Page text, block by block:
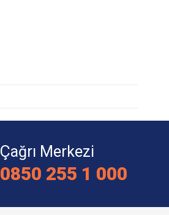
Çağrı Merkezi
0850 255 1 000